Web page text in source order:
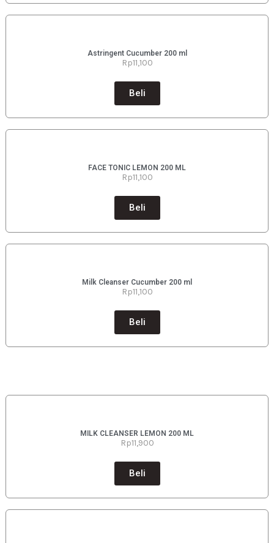
Astringent Cucumber 200 ml
Rp11,100
Beli
FACE TONIC LEMON 200 ML
Rp11,100
Beli
Milk Cleanser Cucumber 200 ml
Rp11,100
Beli
MILK CLEANSER LEMON 200 ML
Rp11,900
Beli